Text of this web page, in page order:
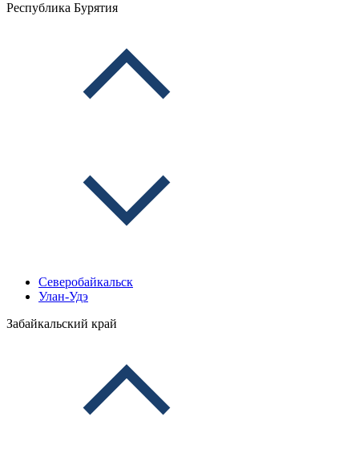
Республика Бурятия
Северобайкальск
Улан-Удэ
Забайкальский край